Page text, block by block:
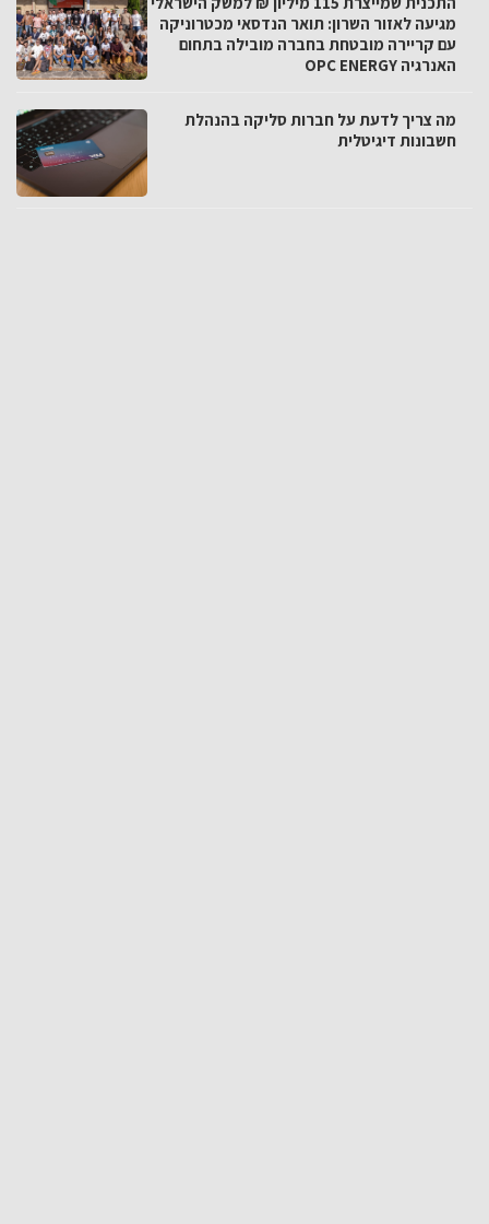
מגיעה לאזור השרון: תואר הנדסאי מכטרוניקה
עם קריירה מובטחת בחברה מובילה בתחום
האנרגיה OPC ENERGY
מה צריך לדעת על חברות סליקה בהנהלת
חשבונות דיגיטלית